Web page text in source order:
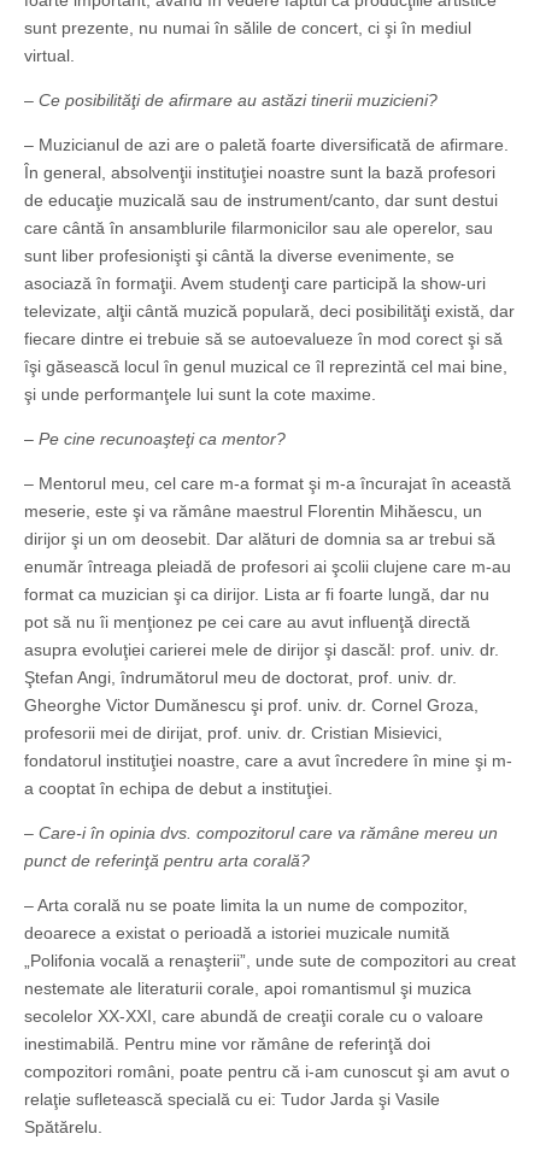
sunt prezente, nu numai în sălile de concert, ci şi în mediul
virtual.
– Ce posibilităţi de afirmare au astăzi tinerii muzicieni?
– Muzicianul de azi are o paletă foarte diversificată de afirmare.
În general, absolvenţii instituţiei noastre sunt la bază profesori
de educaţie muzicală sau de instrument/canto, dar sunt destui
care cântă în ansamblurile filarmonicilor sau ale operelor, sau
sunt liber profesionişti şi cântă la diverse evenimente, se
asociază în formaţii. Avem studenţi care participă la show-uri
televizate, alţii cântă muzică populară, deci posibilităţi există, dar
fiecare dintre ei trebuie să se autoevalueze în mod corect şi să
îşi găsească locul în genul muzical ce îl reprezintă cel mai bine,
şi unde performanţele lui sunt la cote maxime.
– Pe cine recunoaşteţi ca mentor?
– Mentorul meu, cel care m-a format şi m-a încurajat în această
meserie, este şi va rămâne maestrul Florentin Mihăescu, un
dirijor şi un om deosebit. Dar alături de domnia sa ar trebui să
enumăr întreaga pleiadă de profesori ai şcolii clujene care m-au
format ca muzician şi ca dirijor. Lista ar fi foarte lungă, dar nu
pot să nu îi menţionez pe cei care au avut influenţă directă
asupra evoluţiei carierei mele de dirijor şi dascăl: prof. univ. dr.
Ştefan Angi, îndrumătorul meu de doctorat, prof. univ. dr.
Gheorghe Victor Dumănescu şi prof. univ. dr. Cornel Groza,
profesorii mei de dirijat, prof. univ. dr. Cristian Misievici,
fondatorul instituţiei noastre, care a avut încredere în mine şi m-
a cooptat în echipa de debut a instituţiei.
– Care-i în opinia dvs. compozitorul care va rămâne mereu un
punct de referinţă pentru arta corală?
– Arta corală nu se poate limita la un nume de compozitor,
deoarece a existat o perioadă a istoriei muzicale numită
„Polifonia vocală a renaşterii”, unde sute de compozitori au creat
nestemate ale literaturii corale, apoi romantismul şi muzica
secolelor XX-XXI, care abundă de creaţii corale cu o valoare
inestimabilă. Pentru mine vor rămâne de referinţă doi
compozitori români, poate pentru că i-am cunoscut şi am avut o
relaţie sufletească specială cu ei: Tudor Jarda şi Vasile
Spătărelu.